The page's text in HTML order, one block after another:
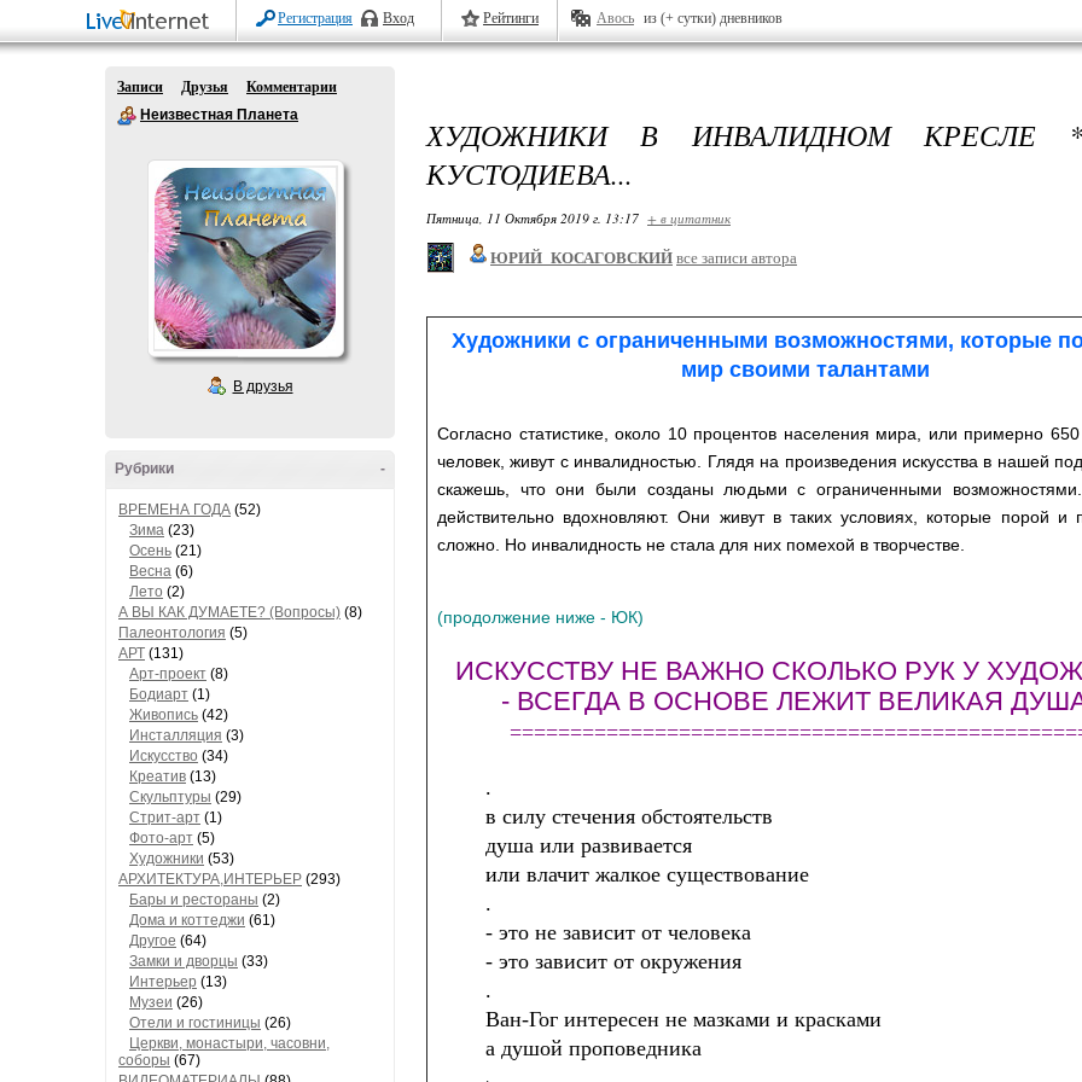
Регистрация Вход Рейтинги Авось из (+ сутки) дневников
Записи Друзья
Комментарии
Неизвестная Планета
В друзья
-
Рубрики
ВРЕМЕНА ГОДА (52)
Зима (23)
Осень (21)
Весна (6)
Лето (2)
А ВЫ КАК ДУМАЕТЕ? (Вопросы) (8)
Палеонтология (5)
АРТ (131)
Арт-проект (8)
Бодиарт (1)
Живопись (42)
Инсталляция (3)
Искусство (34)
Креатив (13)
Скульптуры (29)
Стрит-арт (1)
Фото-арт (5)
Художники (53)
АРХИТЕКТУРА,ИНТЕРЬЕР (293)
Бары и рестораны (2)
Дома и коттеджи (61)
Другое (64)
Замки и дворцы (33)
Интерьер (13)
Музеи (26)
Отели и гостиницы (26)
Церкви, монастыри, часовни,
соборы (67)
ХУДОЖНИКИ В ИНВАЛИДНОМ
КУСТОДИЕВА...
Пятница, 11 Октября 2019 г. 13:17 + в цитатник
ЮРИЙ_КОСАГОВСКИЙ все записи автора
Художники с ограниченными возможностями, которые
мир своими талантами
Согласно статистике, около 10 процентов населения мира, или примерно
человек, живут с инвалидностью. Глядя на произведения искусства в нашей
скажешь, что они были созданы людьми с ограниченными
действительно вдохновляют. Они живут в таких условиях, которые порой и
сложно. Но инвалидность не стала для них помехой в творчестве.
(продолжение ниже - ЮК)
ИСКУССТВУ НЕ ВАЖНО СКОЛЬКО РУК У
- ВСЕГДА В ОСНОВЕ ЛЕЖИТ ВЕЛИКАЯ
=
.
в силу стечения обстоятельств
душа или развивается
или влачит жалкое существование
.
- это не зависит от человека
- это зависит от окружения
.
Ван-Гог интересен не мазками и красками
а душой проповедника
.